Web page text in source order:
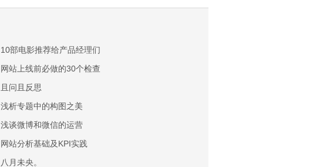
10部电影推荐给产品经理们
网站上线前必做的30个检查
且问且反思
浅析专题中的构图之美
浅谈微博和微信的运营
网站分析基础及KPI实践
八月未央。